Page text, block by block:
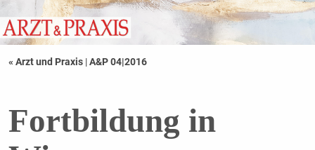
« Arzt und Praxis |A&P 04|2016
Fortbildung in